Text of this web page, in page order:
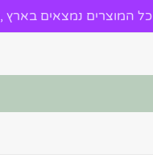
כל המוצרים נמצאים בארץ